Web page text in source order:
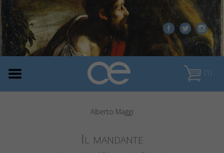
(1)
Alberto Maggi
Il mandante